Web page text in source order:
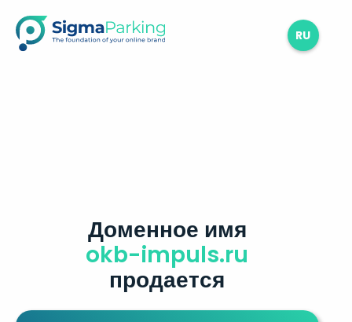
RU
Доменное имя
okb-impuls.ru
продается